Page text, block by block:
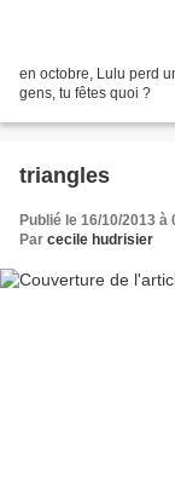
en octobre, Lulu perd
gens, tu fêtes quoi ?
triangles
Publié le 16/10/2013 à
Par cecile hudrisier